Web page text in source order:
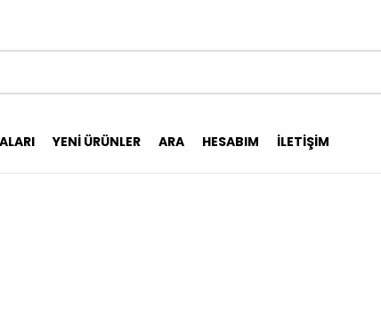
YENI ÜRÜNLER ARA HESABIM İLETIŞIM